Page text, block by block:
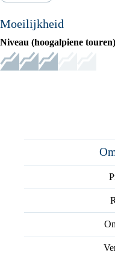
Moeilijkheid
Niveau (hoogalpiene touren)